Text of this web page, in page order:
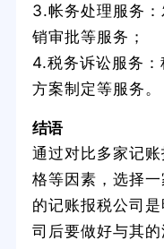
3.帐务处理服务
销审批等服务；
4.税务诉讼服务
方案制定等服务。
结语
通过对比多家记
格等因素，选择
的记账报税公司
司后要做好与其